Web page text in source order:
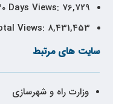
Days Views: 76,729
Views: 8,431,453
سایت های مرتبط
وزارت راه و شهرسازی